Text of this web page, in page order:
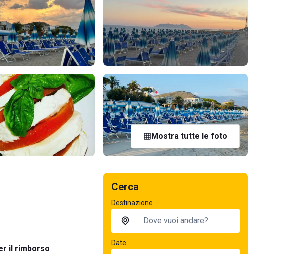
Mostra tutte le foto
il rimborso
Cerca
Destinazione
Date